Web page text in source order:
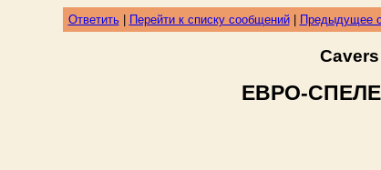
Ответить| Перейти к списку сообщений| Предыдущее
EBPO-